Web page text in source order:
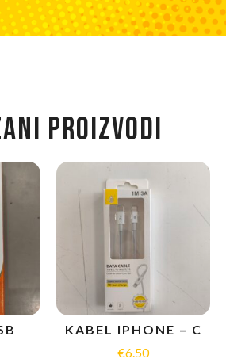
PROIZVODI
KABEL IPHONE – C
€6.50